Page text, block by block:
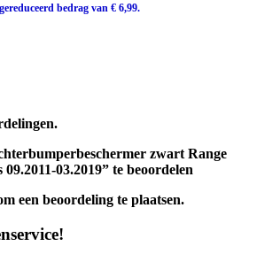
bedrag van € 6,99.
zwart Range
03.2019” te beoordelen
een beoordeling te plaatsen.